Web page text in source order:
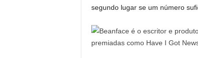
segundo lugar se um número